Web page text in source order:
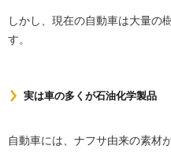
しかし、現在の自動車は大量の
す。
実は車の多くが石油化学製品
自動車には、ナフサ由来の素材